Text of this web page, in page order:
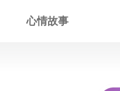
心情故事